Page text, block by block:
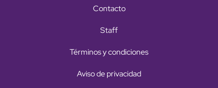
Contacto
Staff
Términos y condiciones
Aviso de privacidad